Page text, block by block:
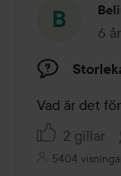
6 år
Vad är det
2 gillar
5404